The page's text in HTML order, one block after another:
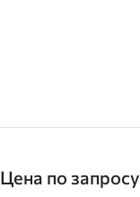
Цена по запросу